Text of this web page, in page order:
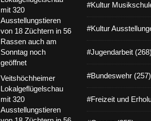
Veitshöchheimer
Lokalgeflügelschau
mit 320
Ausstellungstieren
#Kultur
#Kultur
#Jugendarbeit (268)
#Bundeswehr (257)
#Freizeit und